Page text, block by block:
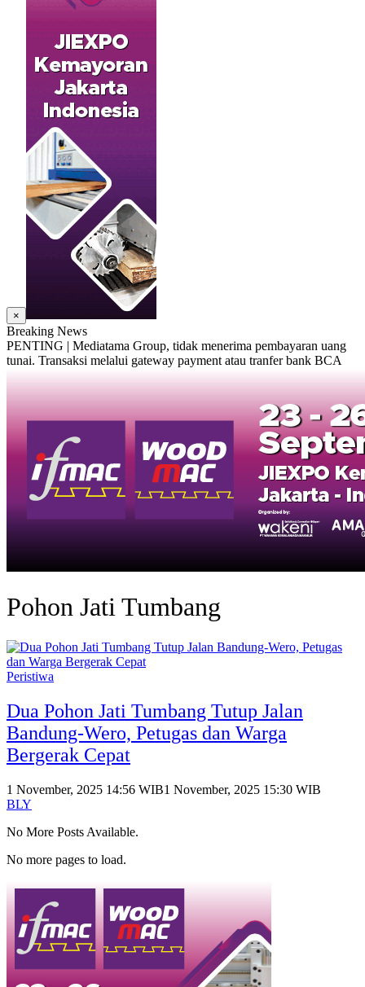
×
Breaking News
PENTING | Mediatama Group, tidak menerima pembayaran uang
tunai. Transaksi melalui gateway payment atau tranfer bank BCA
Pohon Jati Tumbang
Peristiwa
Dua Pohon Jati Tumbang Tutup Jalan
Bandung-Wero, Petugas dan Warga
Bergerak Cepat
1 November, 2025 14:56 WIB1 November, 2025 15:30 WIB
BLY
No More Posts Available.
No more pages to load.